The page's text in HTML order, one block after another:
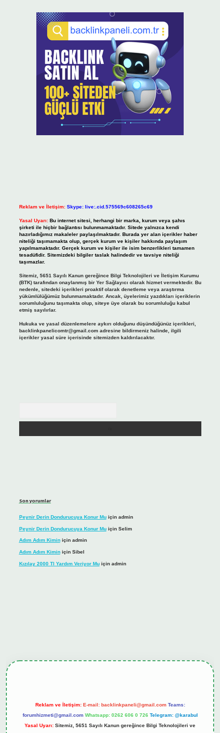
Reklam ve İletişim: Skype: live:.cid.575569c608265c69
Yasal Uyarı: Bu internet sitesi, herhangi bir marka, kurum veya şahıs
şirketi ile hiçbir bağlantısı bulunmamaktadır. Sitede yalnızca kendi
hazırladığımız makaleler paylaşılmaktadır. Burada yer alan içerikler haber
niteliği taşımamakta olup, gerçek kurum ve kişiler hakkında paylaşım
yapılmamaktadır. Gerçek kurum ve kişiler ile isim benzerlikleri tamamen
tesadüfidir. Sitemizdeki bilgiler taslak halindedir ve tavsiye niteliği
taşımazlar.
Sitemiz, 5651 Sayılı Kanun gereğince Bilgi Teknolojileri ve İletişim Kurumu
(BTK) tarafından onaylanmış bir Yer Sağlayıcı olarak hizmet vermektedir. Bu
nedenle, sitedeki içerikleri proaktif olarak denetleme veya araştırma
yükümlülüğümüz bulunmamaktadır. Ancak, üyelerimiz yazdıkları içeriklerin
sorumluluğunu taşımakta olup, siteye üye olarak bu sorumluluğu kabul
etmiş sayılırlar.
Hukuka ve yasal düzenlemelere aykırı olduğunu düşündüğünüz içerikleri,
backlinkpanelicomtr@gmail.comadresine bildirmeniz halinde, ilgili
içerikler yasal süre içerisinde sitemizden kaldırılacaktır.
Son yorumlar
Peynir Derin Dondurucuya Konur Muiçin admin
Peynir Derin Dondurucuya Konur Muiçin Selim
Adım Adım Kiminiçin admin
Adım Adım Kiminiçin Sibel
Kızılay 2000 Tl Yardım Veriyor Muiçin admin
Reklam ve İletişim: E-mail: backlinkpaneli@gmail.com Teams:
forumhizmeti@gmail.com Whatsapp: 0262 606 0 726 Telegram: @karabul
Yasal Uyarı: Sitemiz, 5651 Sayılı Kanun gereğince Bilgi Teknolojileri ve